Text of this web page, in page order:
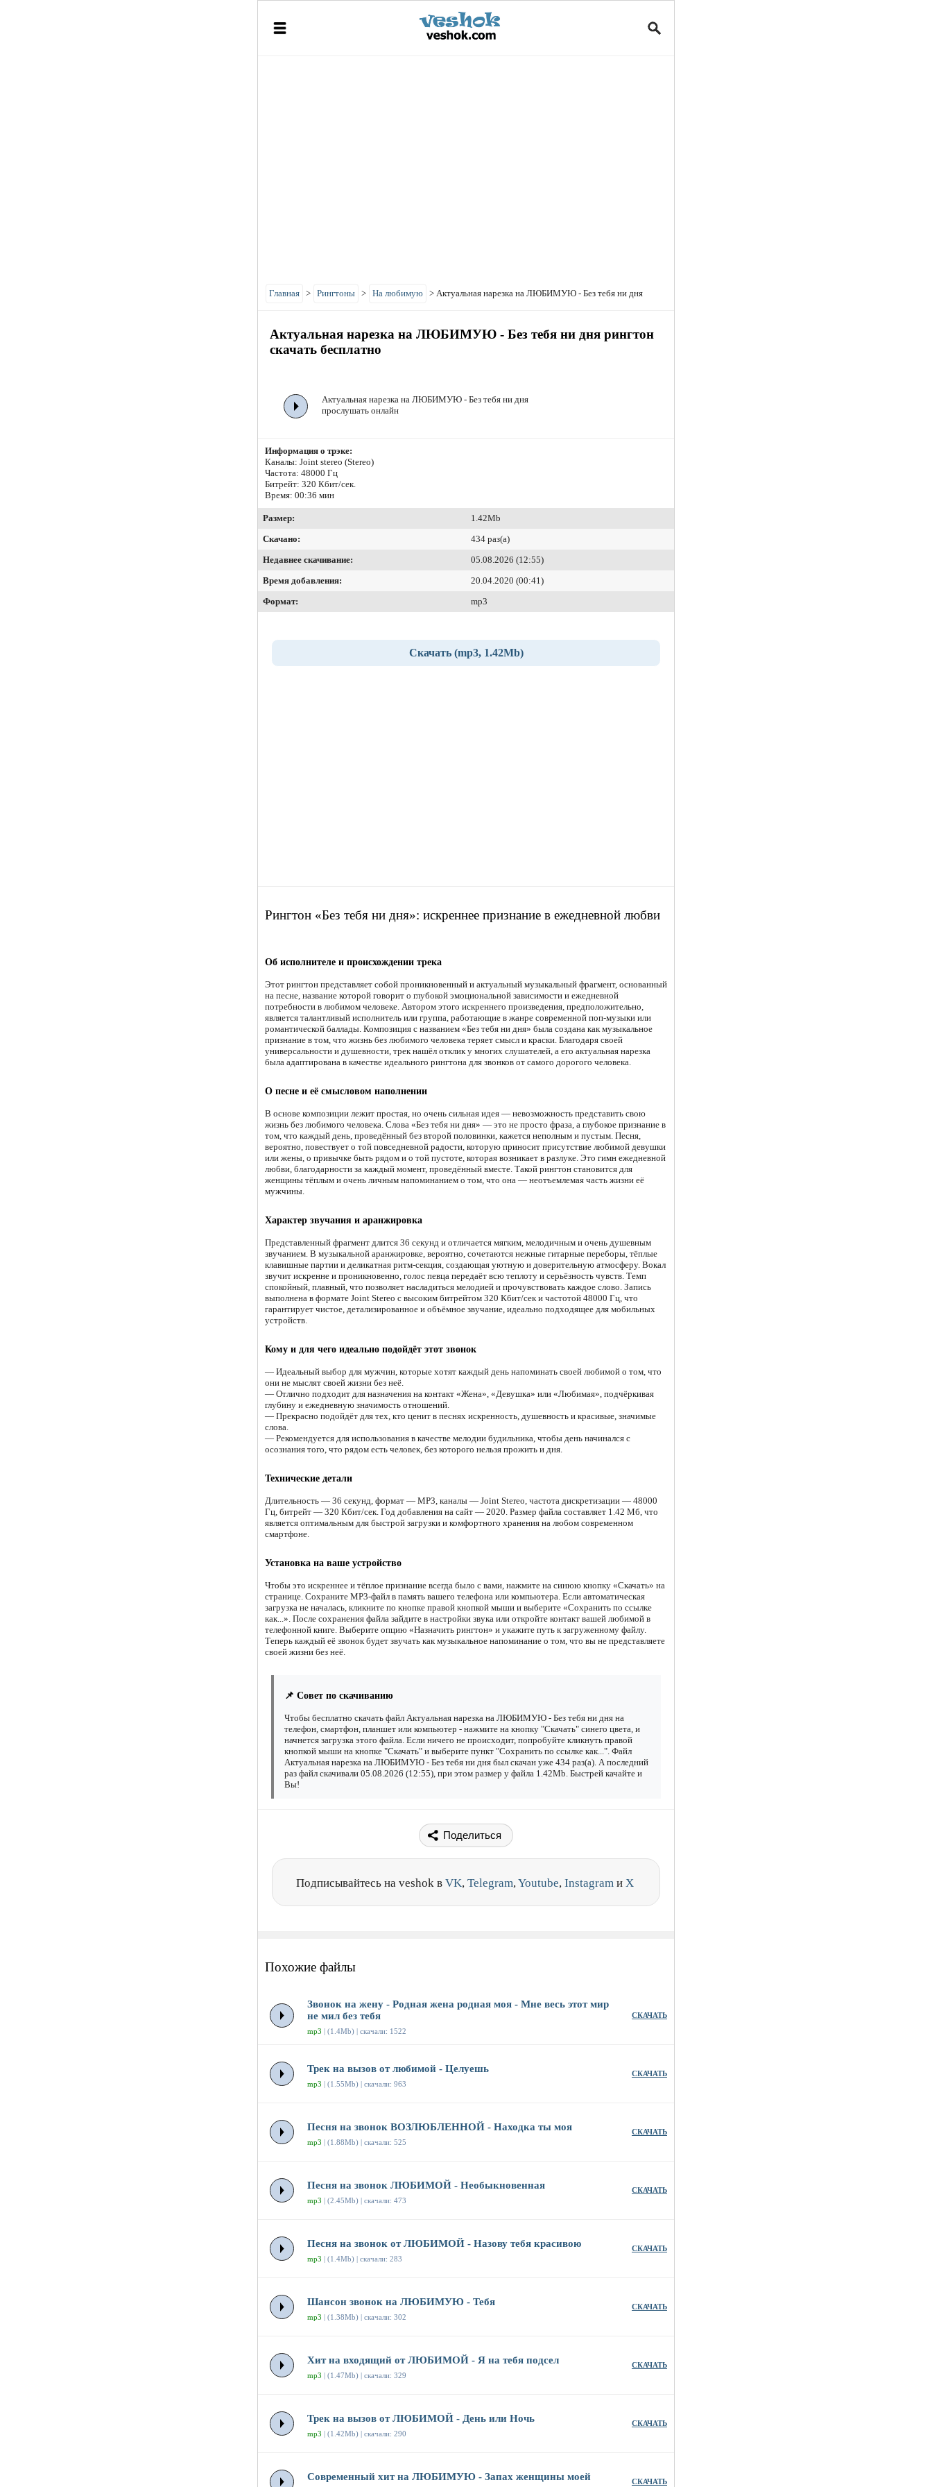
Главная > Рингтоны > На любимую > Актуальная нарезка на ЛЮБИМУЮ - Без тебя ни дня
Актуальная нарезка на ЛЮБИМУЮ - Без тебя ни дня рингтон
скачать бесплатно
Актуальная нарезка на ЛЮБИМУЮ - Без тебя ни дня
прослушать онлайн
Информация о трэке:
Каналы: Joint stereo (Stereo)
Частота: 48000 Гц
Битрейт: 320 Кбит/сек.
Время: 00:36 мин
Размер:
1.42Mb
Скачано:
434 раз(а)
Недавнее скачивание:
05.08.2026 (12:55)
Время добавления:
20.04.2020 (00:41)
Формат:
mp3
Скачать (mp3, 1.42Mb)
Рингтон «Без тебя ни дня»: искреннее признание в ежедневной любви
Об исполнителе и происхождении трека
Этот рингтон представляет собой проникновенный и актуальный музыкальный фрагмент, основанный
на песне, название которой говорит о глубокой эмоциональной зависимости и ежедневной
потребности в любимом человеке. Автором этого искреннего произведения, предположительно,
является талантливый исполнитель или группа, работающие в жанре современной поп-музыки или
романтической баллады. Композиция с названием «Без тебя ни дня» была создана как музыкальное
признание в том, что жизнь без любимого человека теряет смысл и краски. Благодаря своей
универсальности и душевности, трек нашёл отклик у многих слушателей, а его актуальная нарезка
была адаптирована в качестве идеального рингтона для звонков от самого дорогого человека.
О песне и её смысловом наполнении
В основе композиции лежит простая, но очень сильная идея — невозможность представить свою
жизнь без любимого человека. Слова «Без тебя ни дня» — это не просто фраза, а глубокое признание в
том, что каждый день, проведённый без второй половинки, кажется неполным и пустым. Песня,
вероятно, повествует о той повседневной радости, которую приносит присутствие любимой девушки
или жены, о привычке быть рядом и о той пустоте, которая возникает в разлуке. Это гимн ежедневной
любви, благодарности за каждый момент, проведённый вместе. Такой рингтон становится для
женщины тёплым и очень личным напоминанием о том, что она — неотъемлемая часть жизни её
мужчины.
Характер звучания и аранжировка
Представленный фрагмент длится 36 секунд и отличается мягким, мелодичным и очень душевным
звучанием. В музыкальной аранжировке, вероятно, сочетаются нежные гитарные переборы, тёплые
клавишные партии и деликатная ритм-секция, создающая уютную и доверительную атмосферу. Вокал
звучит искренне и проникновенно, голос певца передаёт всю теплоту и серьёзность чувств. Темп
спокойный, плавный, что позволяет насладиться мелодией и прочувствовать каждое слово. Запись
выполнена в формате Joint Stereo с высоким битрейтом 320 Кбит/сек и частотой 48000 Гц, что
гарантирует чистое, детализированное и объёмное звучание, идеально подходящее для мобильных
устройств.
Кому и для чего идеально подойдёт этот звонок
— Идеальный выбор для мужчин, которые хотят каждый день напоминать своей любимой о том, что
они не мыслят своей жизни без неё.
— Отлично подходит для назначения на контакт «Жена», «Девушка» или «Любимая», подчёркивая
глубину и ежедневную значимость отношений.
— Прекрасно подойдёт для тех, кто ценит в песнях искренность, душевность и красивые, значимые
слова.
— Рекомендуется для использования в качестве мелодии будильника, чтобы день начинался с
осознания того, что рядом есть человек, без которого нельзя прожить и дня.
Технические детали
Длительность — 36 секунд, формат — MP3, каналы — Joint Stereo, частота дискретизации — 48000
Гц, битрейт — 320 Кбит/сек. Год добавления на сайт — 2020. Размер файла составляет 1.42 Мб, что
является оптимальным для быстрой загрузки и комфортного хранения на любом современном
смартфоне.
Установка на ваше устройство
Чтобы это искреннее и тёплое признание всегда было с вами, нажмите на синюю кнопку «Скачать» на
странице. Сохраните MP3-файл в память вашего телефона или компьютера. Если автоматическая
загрузка не началась, кликните по кнопке правой кнопкой мыши и выберите «Сохранить по ссылке
как...». После сохранения файла зайдите в настройки звука или откройте контакт вашей любимой в
телефонной книге. Выберите опцию «Назначить рингтон» и укажите путь к загруженному файлу.
Теперь каждый её звонок будет звучать как музыкальное напоминание о том, что вы не представляете
своей жизни без неё.
📌 Совет по скачиванию
Чтобы бесплатно скачать файл Актуальная нарезка на ЛЮБИМУЮ - Без тебя ни дня на
телефон, смартфон, планшет или компьютер - нажмите на кнопку "Скачать" синего цвета, и
начнется загрузка этого файла. Если ничего не происходит, попробуйте кликнуть правой
кнопкой мыши на кнопке "Скачать" и выберите пункт "Сохранить по ссылке как...". Файл
Актуальная нарезка на ЛЮБИМУЮ - Без тебя ни дня был скачан уже 434 раз(а). А последний
раз файл скачивали 05.08.2026 (12:55), при этом размер у файла 1.42Mb. Быстрей качайте и
Вы!
Поделиться
Подписывайтесь на veshok в VK, Telegram,Youtube, Instagram и X
Похожие файлы
Звонок на жену - Родная жена родная моя - Мне весь этот мир
не мил без тебя
mp3 | (1.4Mb) | скачали: 1522
СКАЧАТЬ
Трек на вызов от любимой - Целуешь
mp3 | (1.55Mb) | скачали: 963
СКАЧАТЬ
Песня на звонок ВОЗЛЮБЛЕННОЙ - Находка ты моя
mp3 | (1.88Mb) | скачали: 525
СКАЧАТЬ
Песня на звонок ЛЮБИМОЙ - Необыкновенная
mp3 | (2.45Mb) | скачали: 473
СКАЧАТЬ
Песня на звонок от ЛЮБИМОЙ - Назову тебя красивою
mp3 | (1.4Mb) | скачали: 283
СКАЧАТЬ
Шансон звонок на ЛЮБИМУЮ - Тебя
mp3 | (1.38Mb) | скачали: 302
СКАЧАТЬ
Хит на входящий от ЛЮБИМОЙ - Я на тебя подсел
mp3 | (1.47Mb) | скачали: 329
СКАЧАТЬ
Трек на вызов от ЛЮБИМОЙ - День или Ночь
mp3 | (1.42Mb) | скачали: 290
СКАЧАТЬ
Современный хит на ЛЮБИМУЮ - Запах женщины моей СКАЧАТЬ